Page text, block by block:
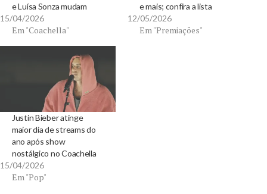
e Luísa Sonza mudam
15/04/2026
Em "Coachella"
e mais; confira a lista
12/05/2026
Em "Premiações"
Justin Bieber atinge
maior dia de streams do
ano após show
nostálgico no Coachella
15/04/2026
Em "Pop"